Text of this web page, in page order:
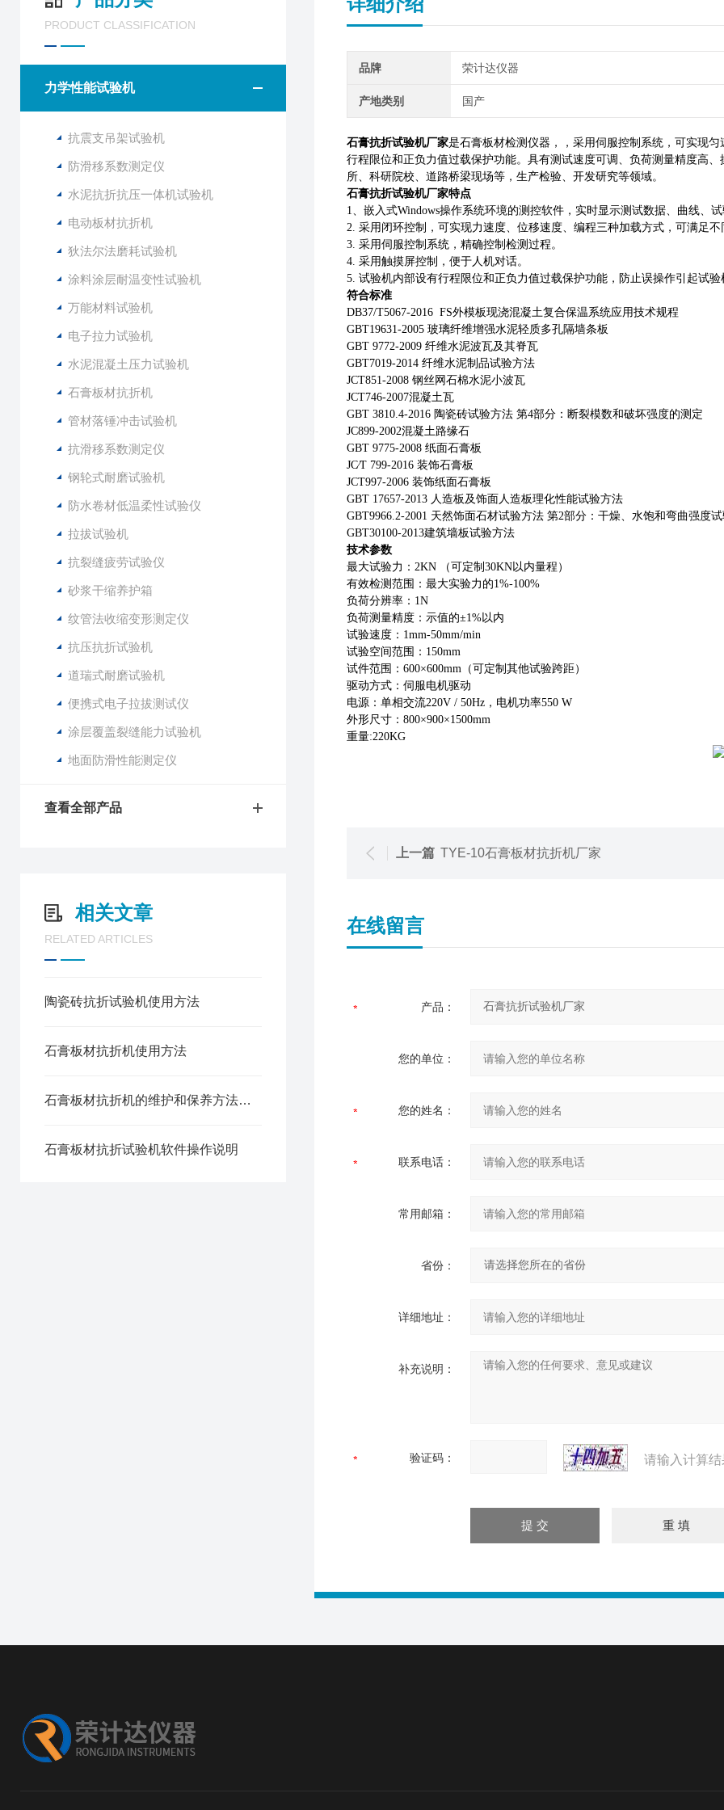
PRODUCT CLASSIFICATION
力学性能试验机
抗震支吊架试验机
防滑移系数测定仪
水泥抗折抗压一体机试验机
电动板材抗折机
狄法尔法磨耗试验机
涂料涂层耐温变性试验机
万能材料试验机
电子拉力试验机
水泥混凝土压力试验机
石膏板材抗折机
管材落锤冲击试验机
抗滑移系数测定仪
钢轮式耐磨试验机
防水卷材低温柔性试验仪
拉拔试验机
抗裂缝疲劳试验仪
砂浆干缩养护箱
纹管法收缩变形测定仪
抗压抗折试验机
道瑞式耐磨试验机
便携式电子拉拔测试仪
涂层覆盖裂缝能力试验机
地面防滑性能测定仪
查看全部产品
相关文章
RELATED ARTICLES
陶瓷砖抗折试验机使用方法
石膏板材抗折机使用方法
石膏板材抗折机的维护和保养方法是什么
石膏板材抗折试验机软件操作说明
品牌 荣计达仪器
产地类别 国产
石膏抗折试验机厂家是石膏板材检测仪器，
，采用伺服控制系统，可实现
行程限位和正负力值过载保护功能。具有测试速度可调、负荷测量精度高
所、科研院校、道路桥梁现场等，生产检验、开发研究等领域。
石膏抗折试验机厂家特点
1、 嵌入式Windows操作系统环境的测控软件 ， 实时显示测试数据、曲线、
2. 采用闭环控制，可实现力速度、位移速度、编程三种加载方式 ， 可满足不
3. 采用伺服控制系统，精确控制检测过程。
4. 采用触摸屏控制，便于人机对话。
5. 试验机内部设有行程限位和正负力值过载保护功能，防止误操作引起试验
符合标准
DB37/T5067-2016 FS外模板现浇混凝土复合保温系统应用技术规程
GBT19631-2005 玻璃纤维增强水泥轻质多孔隔墙条板
GBT 9772-2009 纤维水泥波瓦及其脊瓦
GBT7019-2014 纤维水泥制品试验方法
JCT851-2008 钢丝网石棉水泥小波瓦
JCT746-2007混凝土瓦
GBT 3810.4-2016 陶瓷砖试验方法 第4部分：断裂模数和破坏强度的测定
JC899-2002混凝土路缘石
GBT 9775-2008 纸面石膏板
JC∕T 799-2016 装饰石膏板
JCT997-2006 装饰纸面石膏板
GBT 17657-2013 人造板及饰面人造板理化性能试验方法
GBT9966.2-2001 天然饰面石材试验方法 第2部分：干燥、水饱和弯曲强度
GBT30100-2013建筑墙板试验方法
技术参数
最大试验力： 2KN （可定制 30KN以内量程 ）
有效检测范围：最大实验力的1%-100%
负荷分辨率： 1N
负荷测量精度：示值的±1%以内
试验速度： 1mm-50mm/min
试验空间范围： 150mm
试件范围： 600×600mm （可定制其他试验跨距 ）
驱动方式：伺服电机驱动
电源：单相交流220V / 50Hz，电机功率550 W
外形尺寸： 800×900×1500mm
重量:220KG
上一篇 TYE-10石膏板材抗折机厂家
在线留言
产品：
您的单位：
您的姓名：
联系电话：
常用邮箱：
省份：
详细地址：
补充说明：
验证码： 请输入计算